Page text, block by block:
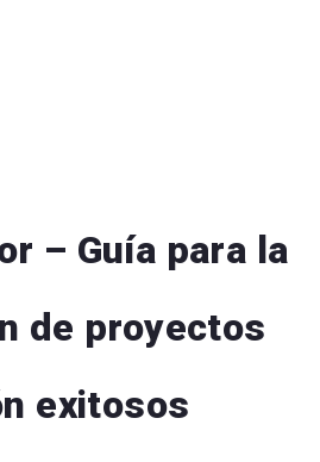
– Guía para la
de proyectos
exitosos